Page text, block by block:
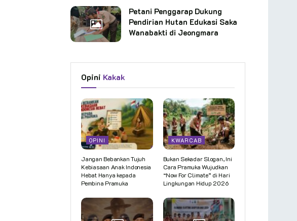
Petani Penggarap Dukung
Pendirian Hutan Edukasi Saka
Wanabakti di Jeongmara
Opini Kakak
OPINI
Jangan Bebankan Tujuh
Kebiasaan Anak Indonesia
Hebat Hanya kepada
Pembina Pramuka
KWARCAB
Bukan Sekadar Slogan, Ini
Cara Pramuka Wujudkan
“Now For Climate” di Hari
Lingkungan Hidup 2026